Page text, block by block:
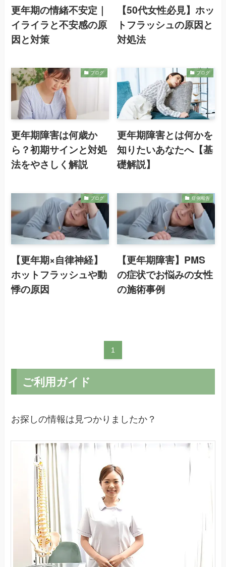
更年期の情緒不安定｜
イライラと不安感の原
因と対策
【50代女性必見】ホッ
トフラッシュの原因と
対処法
ブログ
更年期障害は何歳か
ら？初期サインと対処
法をやさしく解説
ブログ
更年期障害とは何かを
知りたいあなたへ【基
礎解説】
ブログ
【更年期×自律神経】
ホットフラッシュや動
悸の原因
症例報告
【更年期障害】PMS
の症状でお悩みの女性
の施術事例
1
ご利用ガイド
お探しの情報は見つかりましたか？